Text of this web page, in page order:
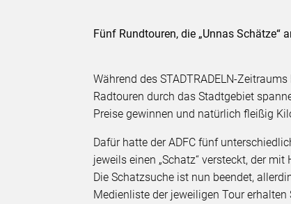
Fünf Rundtouren, die „Unnas Schätze“
Während des STADTRADELN-
Radtouren durch das Stadtgebiet
Preise gewinnen und natürlich fleißig
Dafür hatte der ADFC fünf
jeweils einen „Schatz“ versteckt, der mit
Die Schatzsuche ist nun beendet,
Medienliste der jeweiligen Tour